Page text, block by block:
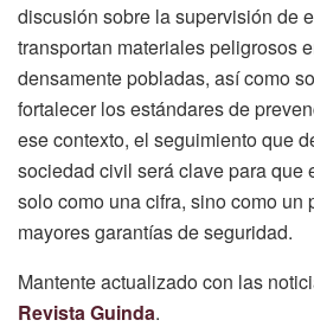
discusión sobre la supervisión de
transportan materiales peligrosos
densamente pobladas, así como
fortalecer los estándares de
ese contexto, el seguimiento que
sociedad civil será clave para que
solo como una cifra, sino como un
mayores garantías de seguridad.
Mantente actualizado con las
Revista Guinda.